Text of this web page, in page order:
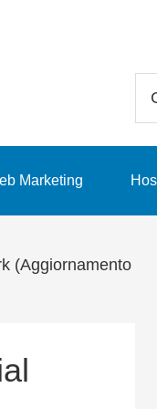
Marketing
(Aggiornamento